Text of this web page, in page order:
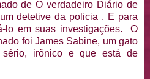
de O verdadeiro Diário de
detetive da policia . E para
lo em suas investigações. O
foi James Sabine, um gato
irônico e que está de